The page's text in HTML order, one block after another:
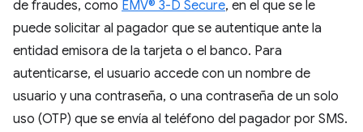
de fraudes, como EMV® 3-D Secure, en el que se le
puede solicitar al pagador que se autentique ante la
entidad emisora de la tarjeta o el banco. Para
autenticarse, el usuario accede con un nombre de
usuario y una contraseña, o una contraseña de un solo
uso (OTP) que se envía al teléfono del pagador por SMS.